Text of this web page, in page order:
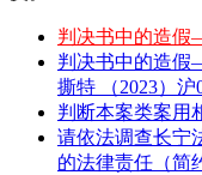
判决书中的造
判决书中的造
撕特 （2023）沪
判断本案类案用
请依法调查长宁
的法律责任（简